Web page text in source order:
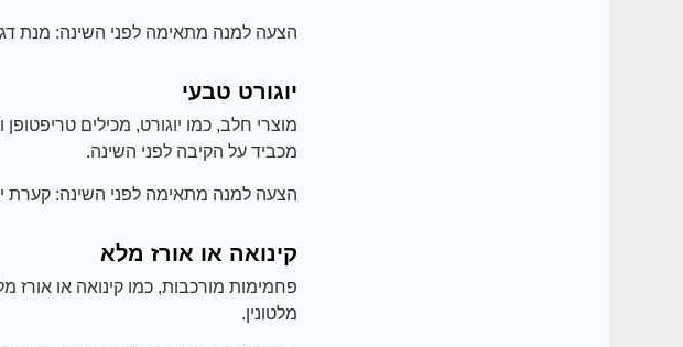
הצעה למנה מתאימה לפני השינה: מנת
יוגורט טבעי
מוצרי חלב, כמו יוגורט, מכילים טריפטופן
מכביד על הקיבה לפני השינה.
הצעה למנה מתאימה לפני השינה: קערת
קינואה או אורז מלא
פחמימות מורכבות, כמו קינואה או אורז
מלטונין.